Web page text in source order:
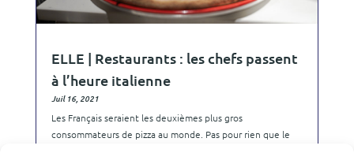
ELLE | Restaurants : les chefs passent
à l’heure italienne
Juil 16, 2021
Les Français seraient les deuxièmes plus gros
consommateurs de pizza au monde. Pas pour rien que le